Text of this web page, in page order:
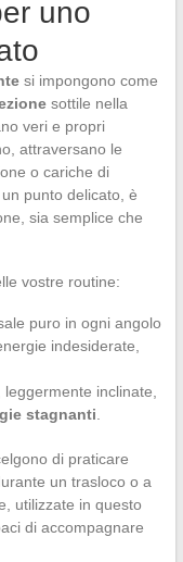
uno
si impongono come
sottile nella
veri e propri
attraversano le
o cariche di
punto delicato, è
sia semplice che
vostre routine:
puro in ogni angolo
indesiderate,
inclinate,
stagnanti
di praticare
un trasloco o a
utilizzate in questo
di accompagnare